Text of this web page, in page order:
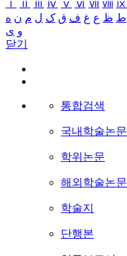
ⅰ
ⅱ ⅲ ⅳ ⅴ ⅵ ⅶ ⅷ ⅸ
ط ظ ع غ ف ق ک ل م ن ه
و ی
닫기
통합검색
국내학술논문
학위논문
해외학술논문
학술지
단행본